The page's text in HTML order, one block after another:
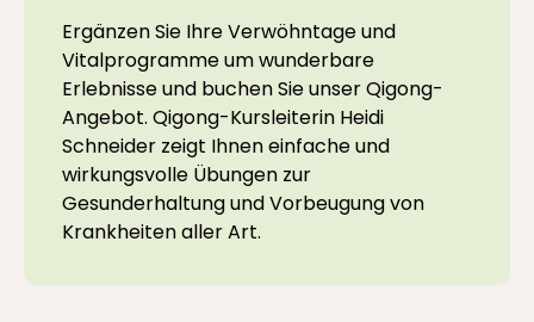
Ergänzen Sie Ihre Verwöhntage und
Vitalprogramme um wunderbare
Erlebnisse und buchen Sie unser Qigong-
Angebot. Qigong-Kursleiterin Heidi
Schneider zeigt Ihnen einfache und
wirkungsvolle Übungen zur
Gesunderhaltung und Vorbeugung von
Krankheiten aller Art.